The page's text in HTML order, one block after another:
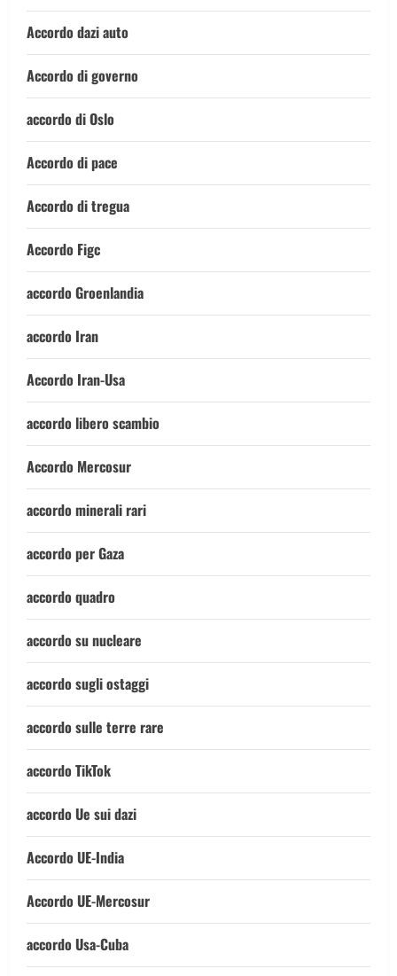
Accordo dazi auto
Accordo di governo
accordo di Oslo
Accordo di pace
Accordo di tregua
Accordo Figc
accordo Groenlandia
accordo Iran
Accordo Iran-Usa
accordo libero scambio
Accordo Mercosur
accordo minerali rari
accordo per Gaza
accordo quadro
accordo su nucleare
accordo sugli ostaggi
accordo sulle terre rare
accordo TikTok
accordo Ue sui dazi
Accordo UE-India
Accordo UE-Mercosur
accordo Usa-Cuba